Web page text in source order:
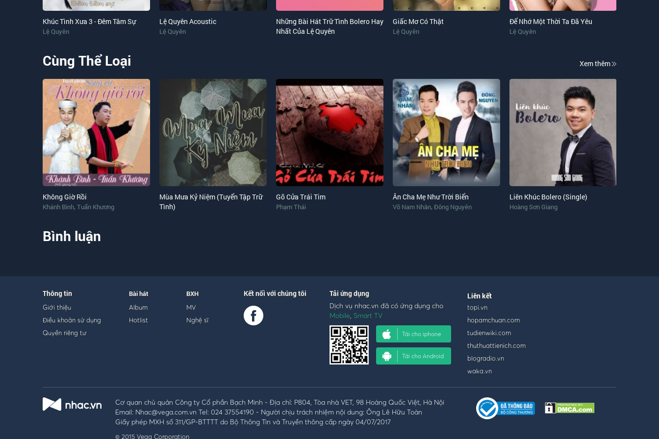
Mà sao khó tìm quên
Nhớ thương bây giờ xin trả lại thời gian.
Khúc Tình Xưa 3 - Đêm Tâm Sự
Lệ Quyên
Lệ Quyên Acoustic
Lệ Quyên
Những Bài Hát Trữ Tình Bolero Hay
Nhất Của Lệ Quyên
Giấc Mơ Có Thật
Lệ Quyên
Để Nhớ Một Thời Ta Đã Yêu
Lệ Quyên
Cùng Thể Loại Xem thêm
Không Giờ Rồi
Khánh Bình, Tuấn Khương
Mùa Mưa Kỷ Niệm (Tuyển Tập Trữ
Tình)
Gõ Cửa Trái Tim
Phạm Thái
Ân Cha Mẹ Như Trời Biển
Võ Nam Nhân, Đông Nguyên
Liên Khúc Bolero (Single)
Hoàng Sơn Giang
Bình luận
Thông tin
Giới thiệu
Điều khoản sử dụng
Quyền riêng tư
Bài hát
Album
Hotlist
BXH
MV
Nghệ sĩ
Kết nối với chúng tôi Tải ứng dụng
Dịch vụ nhac.vn đã có ứng dụng cho
Mobile, Smart TV
Tải cho iphone
Tải cho Android
Liên kết
topi.vn
hopamchuan.com
tudienwiki.com
thuthuattienich.com
blogradio.vn
waka.vn
Cơ quan chủ quản Công ty Cổ phần Bạch Minh - Địa chỉ: P804, Tòa nhà VET, 98 Hoàng Quốc Việt, Hà Nội
Email: Nhac@vega.com.vn Tel: 024 37554190 - Người chịu trách nhiệm nội dung: Ông Lê Hữu Toàn
Giấy phép MXH số 311/GP-BTTTT do Bộ Thông Tin và Truyền thông cấp ngày 04/07/2017
© 2015 Vega Corporation